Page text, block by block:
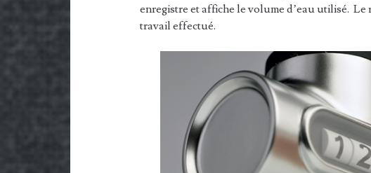
enregistre et affiche le volume d’eau utilisé. Le
travail effectué.